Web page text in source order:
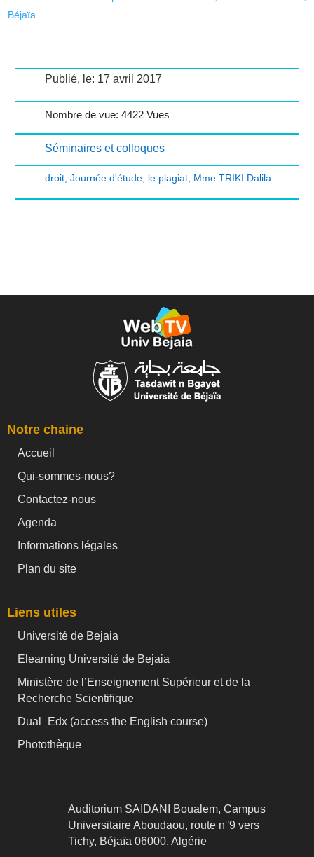
Béjaïa
Publié, le: 17 avril 2017
Nombre de vue: 4422 Vues
Séminaires et colloques
droit, Journée d'étude, le plagiat, Mme TRIKI Dalila
Notre chaine
Accueil
Qui-sommes-nous?
Contactez-nous
Agenda
Informations légales
Plan du site
Liens utiles
Université de Bejaia
Elearning Université de Bejaia
Ministère de l’Enseignement Supérieur et de la
Recherche Scientifique
Dual_Edx (access the English course)
Photothèque
Auditorium SAIDANI Boualem, Campus
Universitaire Aboudaou, route n°9 vers
Tichy, Béjaïa 06000, Algérie